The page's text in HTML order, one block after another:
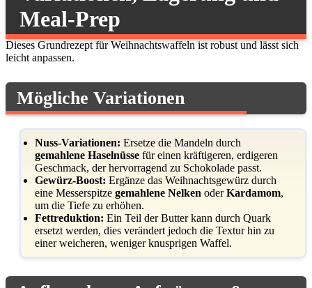
Meal-Prep
Dieses Grundrezept für Weihnachtswaffeln ist robust und lässt sich
leicht anpassen.
Mögliche Variationen
Nuss-Variationen: Ersetze die Mandeln durch
gemahlene Haselnüsse für einen kräftigeren, erdigeren
Geschmack, der hervorragend zu Schokolade passt.
Gewürz-Boost: Ergänze das Weihnachtsgewürz durch
eine Messerspitze gemahlene Nelken oderKardamom,
um die Tiefe zu erhöhen.
Fettreduktion: Ein Teil der Butter kann durch Quark
ersetzt werden, dies verändert jedoch die Textur hin zu
einer weicheren, weniger knusprigen Waffel.